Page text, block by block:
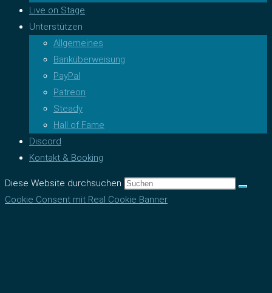
Live on Stage
Unterstützen
Allgemeines
Banküberweisung
PayPal
Patreon
Steady
Hall of Fame
Discord
Kontakt & Booking
Diese Website durchsuchen
Cookie Consent mit Real Cookie Banner